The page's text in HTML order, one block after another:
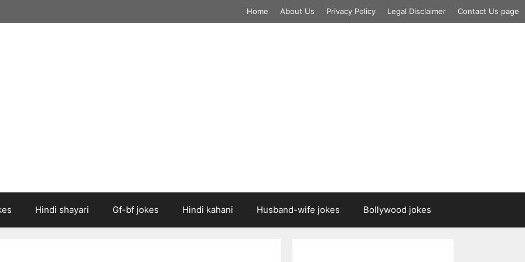
Home About Us Privacy Policy Legal Disclaimer Contact Us page
Hindi shayari Gf-bf jokes Hindi kahani Husband-wife jokes Bollywood jokes